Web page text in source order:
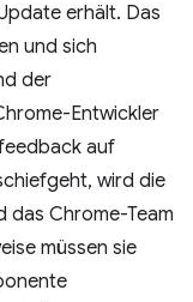
erhält. Das
und sich
der
Entwickler
auf
wird die
das Chrome-Team
müssen sie